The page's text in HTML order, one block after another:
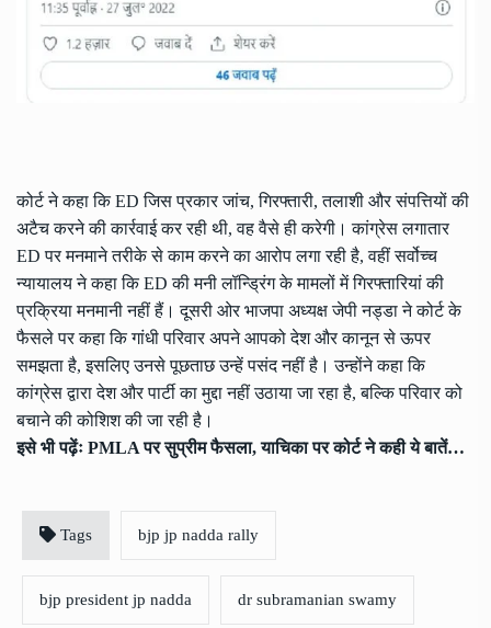
कोर्ट ने कहा कि ED जिस प्रकार जांच, गिरफ्तारी, तलाशी और संपत्तियों की
अटैच करने की कार्रवाई कर रही थी, वह वैसे ही करेगी। कांग्रेस लगातार
ED पर मनमाने तरीके से काम करने का आरोप लगा रही है, वहीं सर्वोच्च
न्यायालय ने कहा कि ED की मनी लॉन्ड्रिंग के मामलों में गिरफ्तारियां की
प्रक्रिया मनमानी नहीं हैं। दूसरी ओर भाजपा अध्यक्ष जेपी नड्डा ने कोर्ट के
फैसले पर कहा कि गांधी परिवार अपने आपको देश और कानून से ऊपर
समझता है, इसलिए उनसे पूछताछ उन्हें पसंद नहीं है। उन्होंने कहा कि
कांग्रेस द्वारा देश और पार्टी का मुद्दा नहीं उठाया जा रहा है, बल्कि परिवार को
बचाने की कोशिश की जा रही है।
इसे भी पढ़ेंः PMLA पर सुप्रीम फैसला, याचिका पर कोर्ट ने कही ये बातें…
Tags bjp jp nadda rally
bjp president jp nadda dr subramanian swamy